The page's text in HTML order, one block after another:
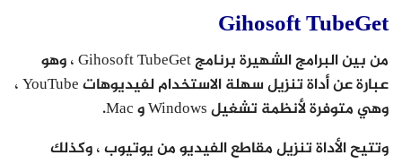
Gihosoft TubeGet
من بين البرامج الشهيرة برنامج Gihosoft TubeGet ، وهو
عبارة عن أداة تنزيل سهلة الاستخدام لفيديوهات YouTube ،
وهي متوفرة لأنظمة تشغيل Windows و Mac.
وتتيح الأداة تنزيل مقاطع الفيديو من يوتيوب ، وكذلك